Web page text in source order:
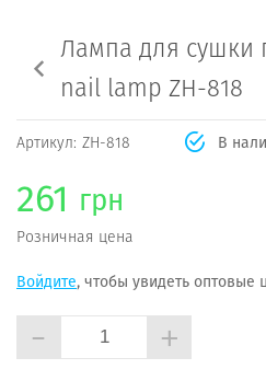
Лампа для сушки
nail lamp ZH-818
Артикул: ZH-818 В
261 грн
Розничная цена
Войдите, чтобы увидеть оптовые
- +